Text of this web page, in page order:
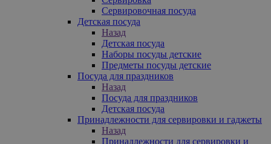
Сервировочная посуда
Детская посуда
Назад
Детская посуда
Наборы посуды детские
Предметы посуды детские
Посуда для праздников
Назад
Посуда для праздников
Детская посуда
Принадлежности для сервировки и гаджеты
Назад
Принадлежности для сервировки и